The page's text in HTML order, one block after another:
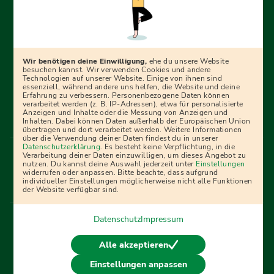
Erfolgreich bewerben mit Ausbildungspark: Wir
begleiten dich Schritt für Schritt bei deinem Start in den
Ratgebern und Prüfungspaketen, interaktiven
Videokursen und vielem mehr. Für alle, die was werden
wollen!
Menü Fußleiste
Impressum Bildquellen Presse
Mediadaten
Partner
AGB Datenschutz
Widerrufsbelehrung
Bestellung
Affiliate Partner Cookies
Vertrag widerrufen
© 2026 Ausbildungspark Verlag. Alle Rechte vorbehalten.
Wir benötigen deine Einwilligung, ehe du unsere Website
besuchen kannst. Wir verwenden Cookies und andere
Technologien auf unserer Website. Einige von ihnen sind
essenziell, während andere uns helfen, die Website und deine
Erfahrung zu verbessern. Personenbezogene Daten können
verarbeitet werden (z. B. IP-Adressen), etwa für personalisierte
Anzeigen und Inhalte oder die Messung von Anzeigen und
Inhalten. Dabei können Daten außerhalb der Europäischen Union
übertragen und dort verarbeitet werden. Weitere Informationen
über die Verwendung deiner Daten findest du in unserer
Datenschutzerklärung. Es besteht keine Verpflichtung, in die
Verarbeitung deiner Daten einzuwilligen, um dieses Angebot zu
nutzen. Du kannst deine Auswahl jederzeit unter Einstellungen
widerrufen oder anpassen. Bitte beachte, dass aufgrund
individueller Einstellungen möglicherweise nicht alle Funktionen
der Website verfügbar sind.
DatenschutzImpressum
Alle akzeptieren
Einstellungen anpassen